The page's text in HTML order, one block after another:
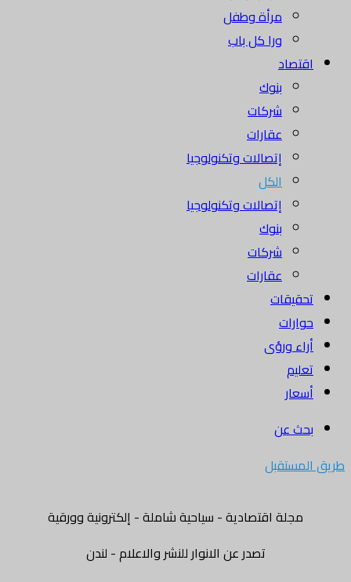
مرأة وطفل
ورا كل باب
اقتصاد
بنوك
شركات
عقارات
إتصالات وتكنولوجيا
الكل
إتصالات وتكنولوجيا
بنوك
شركات
عقارات
تحقيقات
حوارات
أراء ورؤى
تعليم
أسعار
بحث عن
طريق المستقبل
مجلة اقتصادية - سياحية شاملة - إلكترونية وورقية
تصدر عن الانوار للنشر والاعلام - لندن